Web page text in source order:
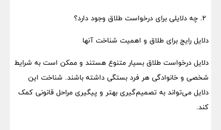
دلایل رایج برای طلاق و اهمیت شناخت آنها
دلایل درخواست طلاق بسیار متنوع هستند و ممکن است به شرایط
شخصی و خانوادگی هر فرد بستگی داشته باشند. شناخت این
دلایل می‌تواند به تصمیم‌گیری بهتر و پیگیری مراحل قانونی کمک
کند.